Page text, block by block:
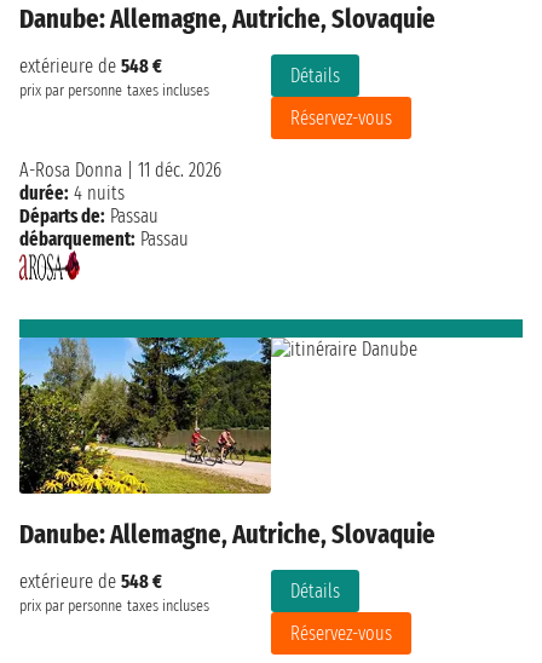
Danube: Allemagne, Autriche, Slovaquie
extérieure de 548 €
prix par personne taxes incluses
Détails
Réservez-vous
A-Rosa Donna
11 déc. 2026
durée: 4 nuits
Départs de: Passau
débarquement: Passau
Danube: Allemagne, Autriche, Slovaquie
extérieure de 548 €
prix par personne taxes incluses
Détails
Réservez-vous